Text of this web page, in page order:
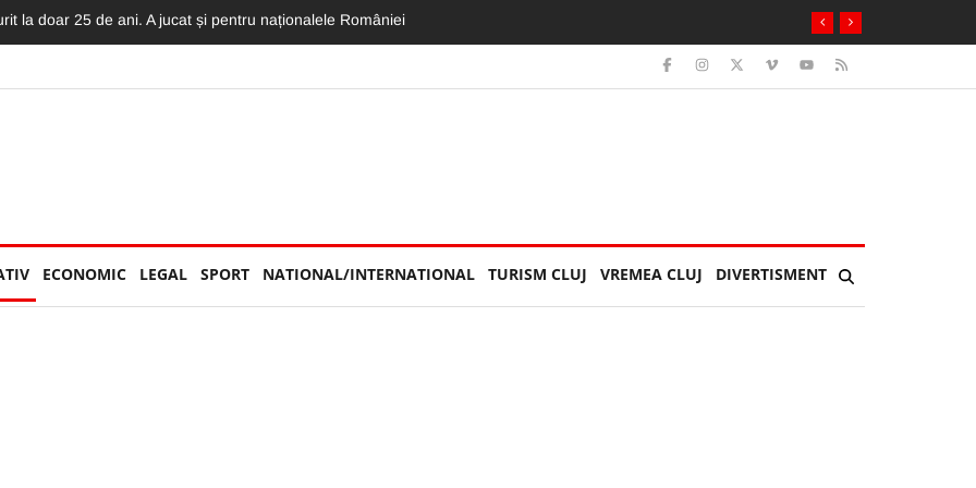
serioasă la UNTOLD, în public. Nu știai cu cine să ții: Hai, România! sau Hai, Suedia! Voi cui ați făcut „galerie”?
ECONOMIC LEGAL SPORT NATIONAL/INTERNATIONAL TURISM CLUJ VREMEA CLUJ DIVERTISMENT